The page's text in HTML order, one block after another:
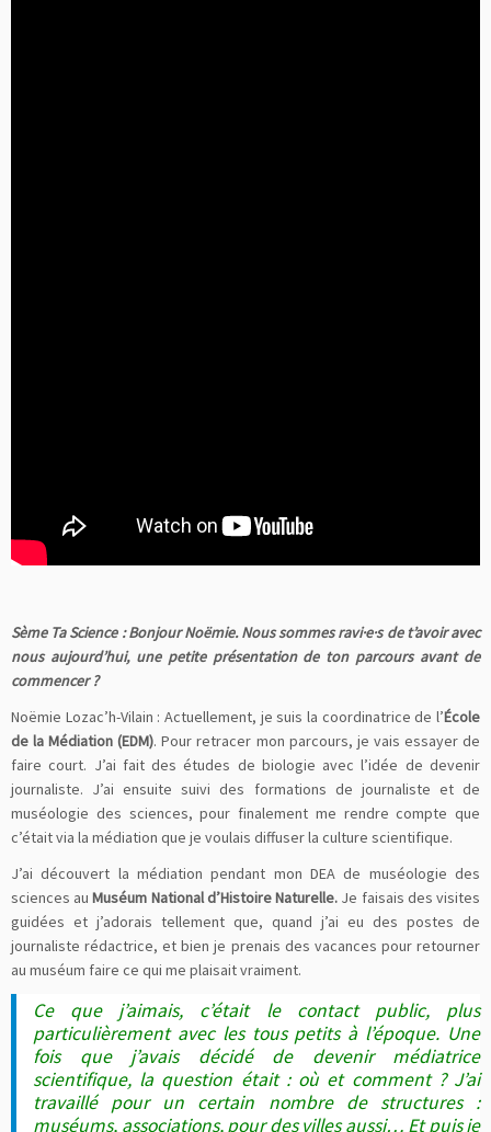
Sème Ta Science : Bonjour Noëmie. Nous sommes ravi·e·sde t’avoir avec
nous aujourd’hui, une petite présentation de ton parcours avant de
commencer ?
Noëmie Lozac’h-Vilain : Actuellement, je suis la coordinatrice de l’École
de la Médiation (EDM). Pour retracer mon parcours, je vais essayer de
faire court. J’ai fait des études de biologie avec l’idée de devenir
journaliste. J’ai ensuite suivi des formations de journaliste et de
muséologie des sciences, pour finalement me rendre compte que
c’était via la médiation que je voulais diffuser la culture scientifique.
J’ai découvert la médiation pendant mon DEA de muséologie des
sciences auMuséum National d’Histoire Naturelle. Je faisais des visites
guidées et j’adorais tellement que, quand j’ai eu des postes de
journaliste rédactrice, et bien je prenais des vacances pour retourner
au muséum faire ce qui me plaisait vraiment.
Ce que j’aimais, c’était le contact public, plus
particulièrement avec les tous petits à l’époque. Une
fois que j’avais décidé de devenir médiatrice
scientifique, la question était : où et comment ? J’ai
travaillé pour un certain nombre de structures :
muséums, associations, pour des villes aussi… Et puis je